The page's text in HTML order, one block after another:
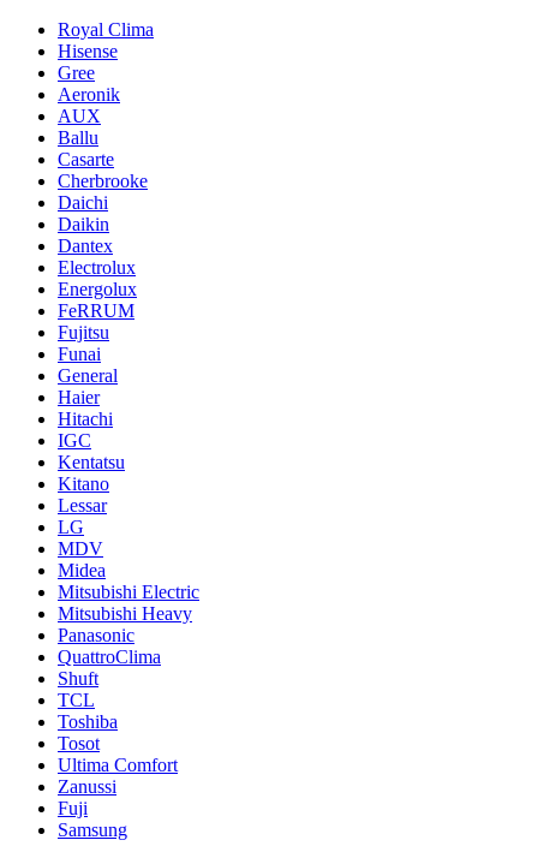
Royal Clima
Hisense
Gree
Aeronik
AUX
Ballu
Casarte
Cherbrooke
Daichi
Daikin
Dantex
Electrolux
Energolux
FeRRUM
Fujitsu
Funai
General
Haier
Hitachi
IGC
Kentatsu
Kitano
Lessar
LG
MDV
Midea
Mitsubishi Electric
Mitsubishi Heavy
Panasonic
QuattroClima
Shuft
TCL
Toshiba
Tosot
Ultima Comfort
Zanussi
Fuji
Samsung